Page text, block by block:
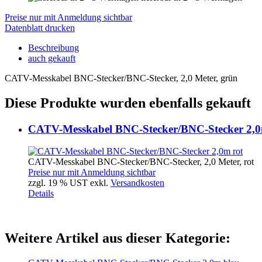
Preise nur mit Anmeldung sichtbar
Datenblatt drucken
Beschreibung
auch gekauft
CATV-Messkabel BNC-Stecker/BNC-Stecker, 2,0 Meter, grün
Diese Produkte wurden ebenfalls gekauft
CATV-Messkabel BNC-Stecker/BNC-Stecker
CATV-Messkabel BNC-Stecker/BNC-Stecker, 2,0 Meter, rot
Preise nur mit Anmeldung sichtbar
zzgl. 19 % UST exkl. Versandkosten
Details
Weitere Artikel aus dieser Kategorie: